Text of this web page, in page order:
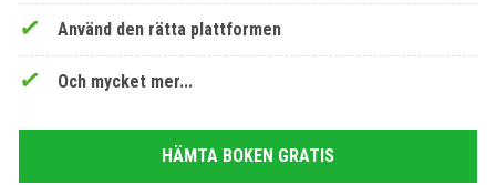
Använd den rätta plattformen
Och mycket mer...
HÄMTA BOKEN GRATIS